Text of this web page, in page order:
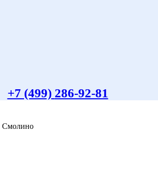
+7 (499) 286-92-81
Смолино